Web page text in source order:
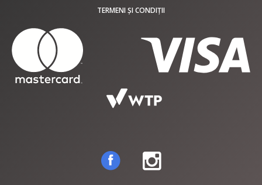
TERMENI ȘI CONDIȚII